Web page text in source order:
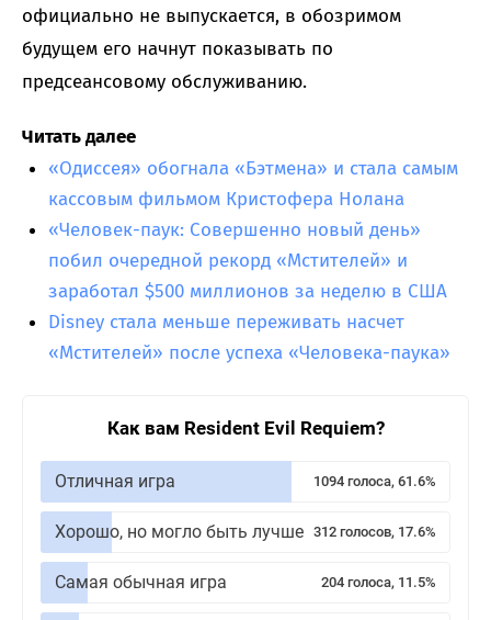
официально не выпускается, в обозримом
будущем его начнут показывать по
предсеансовому обслуживанию.
Читать далее
«Одиссея» обогнала «Бэтмена» и стала самым
кассовым фильмом Кристофера Нолана
«Человек-паук: Совершенно новый день»
побил очередной рекорд «Мстителей» и
заработал $500 миллионов за неделю в США
Disney стала меньше переживать насчет
«Мстителей» после успеха «Человека-паука»
Как вам Resident Evil Requiem?
Отличная игра 1094 голоса, 61.6%
Хорошо, но могло быть лучше 312 голосов, 17.6%
Самая обычная игра 204 голоса, 11.5%